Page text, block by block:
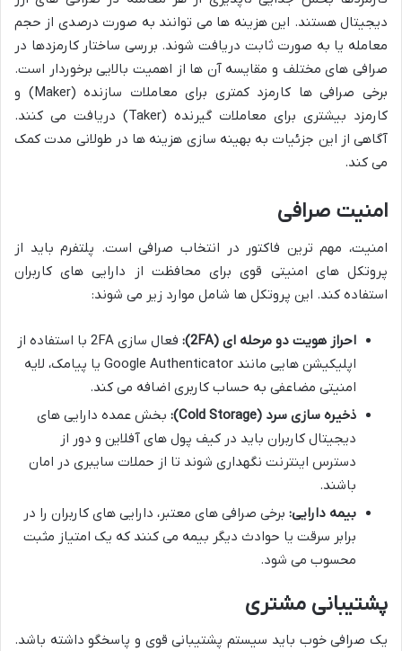
دیجیتال هستند. این هزینه ها می توانند به صورت درصدی از حجم
معامله یا به صورت ثابت دریافت شوند. بررسی ساختار کارمزدها در
صرافی های مختلف و مقایسه آن ها از اهمیت بالایی برخوردار است.
برخی صرافی ها کارمزد کمتری برای معاملات سازنده (Maker) و
کارمزد بیشتری برای معاملات گیرنده (Taker) دریافت می کنند.
آگاهی از این جزئیات به بهینه سازی هزینه ها در طولانی مدت کمک
می کند.
امنیت صرافی
امنیت، مهم ترین فاکتور در انتخاب صرافی است. پلتفرم باید از
پروتکل های امنیتی قوی برای محافظت از دارایی های کاربران
استفاده کند. این پروتکل ها شامل موارد زیر می شوند:
احراز هویت دو مرحله ای (2FA):
فعال سازی 2FA با استفاده از
اپلیکیشن هایی مانند Google Authenticator یا پیامک، لایه
امنیتی مضاعفی به حساب کاربری اضافه می کند.
ذخیره سازی سرد (Cold Storage):
بخش عمده دارایی های
دیجیتال کاربران باید در کیف پول های آفلاین و دور از
دسترس اینترنت نگهداری شوند تا از حملات سایبری در امان
باشند.
بیمه دارایی: برخی صرافی های معتبر، دارایی های کاربران را در
برابر سرقت یا حوادث دیگر بیمه می کنند که یک امتیاز مثبت
محسوب می شود.
پشتیبانی مشتری
یک صرافی خوب باید سیستم پشتیبانی قوی و پاسخگو داشته باشد.